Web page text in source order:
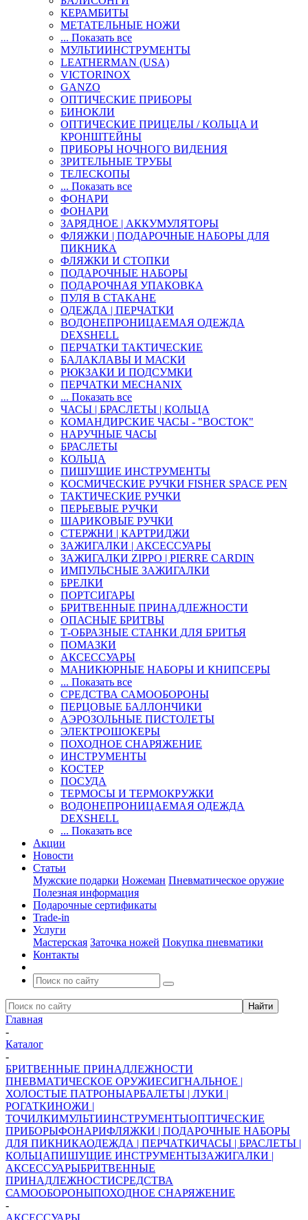
КЕРАМБИТЫ
МЕТАТЕЛЬНЫЕ НОЖИ
... Показать все
МУЛЬТИИНСТРУМЕНТЫ
LEATHERMAN (USA)
VICTORINOX
GANZO
ОПТИЧЕСКИЕ ПРИБОРЫ
БИНОКЛИ
ОПТИЧЕСКИЕ ПРИЦЕЛЫ / КОЛЬЦА И
КРОНШТЕЙНЫ
ПРИБОРЫ НОЧНОГО ВИДЕНИЯ
ЗРИТЕЛЬНЫЕ ТРУБЫ
ТЕЛЕСКОПЫ
... Показать все
ФОНАРИ
ФОНАРИ
ЗАРЯДНОЕ | АККУМУЛЯТОРЫ
ФЛЯЖКИ | ПОДАРОЧНЫЕ НАБОРЫ ДЛЯ
ПИКНИКА
ФЛЯЖКИ И СТОПКИ
ПОДАРОЧНЫЕ НАБОРЫ
ПОДАРОЧНАЯ УПАКОВКА
ПУЛЯ В СТАКАНЕ
ОДЕЖДА | ПЕРЧАТКИ
ВОДОНЕПРОНИЦАЕМАЯ ОДЕЖДА
DEXSHELL
ПЕРЧАТКИ ТАКТИЧЕСКИЕ
БАЛАКЛАВЫ И МАСКИ
РЮКЗАКИ И ПОДСУМКИ
ПЕРЧАТКИ MECHANIX
... Показать все
ЧАСЫ | БРАСЛЕТЫ | КОЛЬЦА
КОМАНДИРСКИЕ ЧАСЫ - "ВОСТОК"
НАРУЧНЫЕ ЧАСЫ
БРАСЛЕТЫ
КОЛЬЦА
ПИШУЩИЕ ИНСТРУМЕНТЫ
КОСМИЧЕСКИЕ РУЧКИ FISHER SPACE PEN
ТАКТИЧЕСКИЕ РУЧКИ
ПЕРЬЕВЫЕ РУЧКИ
ШАРИКОВЫЕ РУЧКИ
СТЕРЖНИ | КАРТРИДЖИ
ЗАЖИГАЛКИ | АКСЕССУАРЫ
ЗАЖИГАЛКИ ZIPPO | PIERRE CARDIN
ИМПУЛЬСНЫЕ ЗАЖИГАЛКИ
БРЕЛКИ
ПОРТСИГАРЫ
БРИТВЕННЫЕ ПРИНАДЛЕЖНОСТИ
ОПАСНЫЕ БРИТВЫ
Т-ОБРАЗНЫЕ СТАНКИ ДЛЯ БРИТЬЯ
ПОМАЗКИ
АКСЕССУАРЫ
МАНИКЮРНЫЕ НАБОРЫ И КНИПСЕРЫ
... Показать все
СРЕДСТВА САМООБОРОНЫ
ПЕРЦОВЫЕ БАЛЛОНЧИКИ
АЭРОЗОЛЬНЫЕ ПИСТОЛЕТЫ
ЭЛЕКТРОШОКЕРЫ
ПОХОДНОЕ СНАРЯЖЕНИЕ
ИНСТРУМЕНТЫ
КОСТЕР
ПОСУДА
ТЕРМОСЫ И ТЕРМОКРУЖКИ
ВОДОНЕПРОНИЦАЕМАЯ ОДЕЖДА
DEXSHELL
... Показать все
Акции
Новости
Статьи
Мужские подарки Ножеман Пневматическое оружие
Полезная информация
Подарочные сертификаты
Trade-in
Услуги
Мастерская Заточка ножей Покупка пневматики
Контакты
Главная
-
Каталог
-
БРИТВЕННЫЕ ПРИНАДЛЕЖНОСТИ
ПНЕВМАТИЧЕСКОЕ ОРУЖИЕСИГНАЛЬНОЕ |
ХОЛОСТЫЕ ПАТРОНЫАРБАЛЕТЫ | ЛУКИ |
РОГАТКИНОЖИ |
ТОЧИЛКИМУЛЬТИИНСТРУМЕНТЫОПТИЧЕСКИЕ
ПРИБОРЫФОНАРИФЛЯЖКИ | ПОДАРОЧНЫЕ НАБОРЫ
ДЛЯ ПИКНИКАОДЕЖДА | ПЕРЧАТКИЧАСЫ | БРАСЛЕТЫ |
КОЛЬЦАПИШУЩИЕ ИНСТРУМЕНТЫЗАЖИГАЛКИ |
АКСЕССУАРЫБРИТВЕННЫЕ
ПРИНАДЛЕЖНОСТИСРЕДСТВА
САМООБОРОНЫПОХОДНОЕ СНАРЯЖЕНИЕ
-
АКСЕССУАРЫ